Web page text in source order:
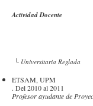
Actividad Docente
└ Universitaria Reglada
ETSAM, UPM
. Del 2010 al 2011
Profesor ayudante de